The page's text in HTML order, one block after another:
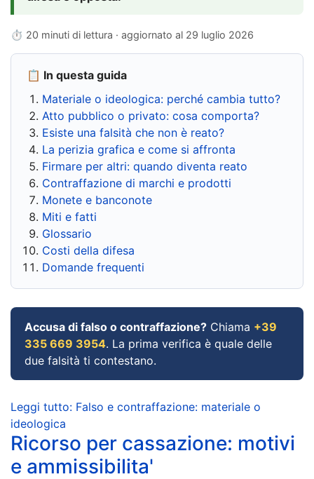
⏱ 20 minuti di lettura · aggiornato al 29 luglio 2026
📋 In questa guida
Materiale o ideologica: perché cambia tutto?
Atto pubblico o privato: cosa comporta?
Esiste una falsità che non è reato?
La perizia grafica e come si affronta
Firmare per altri: quando diventa reato
Contraffazione di marchi e prodotti
Monete e banconote
Miti e fatti
Glossario
Costi della difesa
Domande frequenti
Accusa di falso o contraffazione? Chiama +39
335 669 3954. La prima verifica è quale delle
due falsità ti contestano.
Leggi tutto: Falso e contraffazione: materiale o
ideologica
Ricorso per cassazione: motivi
e ammissibilita'